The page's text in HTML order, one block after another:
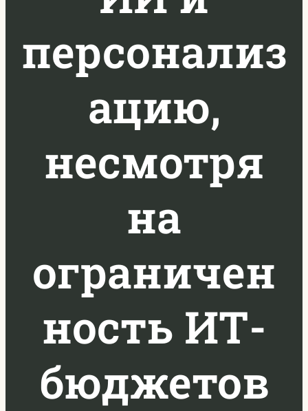
персонализ
ацию,
несмотря
на
ограничен
ность ИТ-
бюджетов